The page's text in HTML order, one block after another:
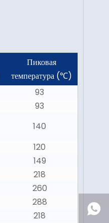
Пиковая
температура (℃)
93
93
140
120
149
218
260
288
218